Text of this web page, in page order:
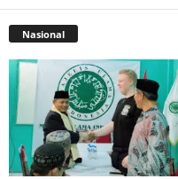
Nasional